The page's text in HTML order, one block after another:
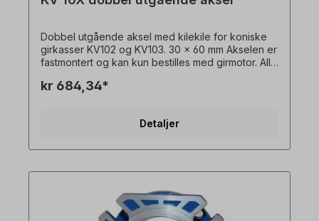
Dobbel utgående aksel med kilekile for koniske
girkasser KV102 og KV103. 30 x 60 mm Akselen er
fastmontert og kan kun bestilles med girmotor. Alle
forbehold om tekniske endringer.
kr 684,34*
Detaljer